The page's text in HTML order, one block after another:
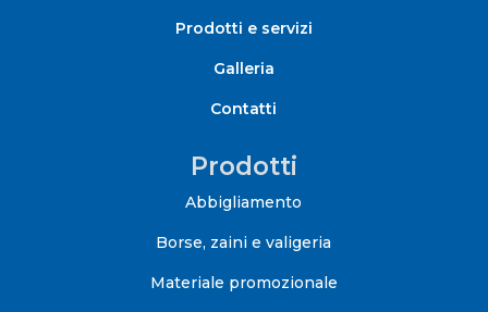
Prodotti e servizi
Galleria
Contatti
Prodotti
Abbigliamento
Borse, zaini e valigeria
Materiale promozionale